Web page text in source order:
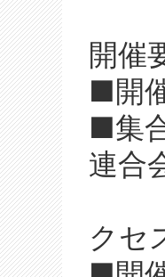
開催
■開
■集
連合
※
クセ